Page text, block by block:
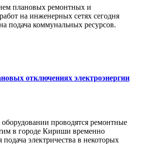
плановых ремонтных и
на инженерных сетях сегодня
подача коммунальных ресурсов.
отключениях электроэнергии
проводятся ремонтные
в городе Кириши временно
подача электричества в некоторых